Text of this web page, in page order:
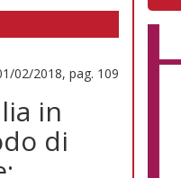
02/2018, pag. 109
in
di